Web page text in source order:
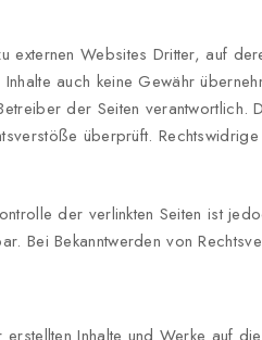
externen Websites Dritter, auf
auch keine Gewähr
der Seiten verantwortlich.
überprüft.
der verlinkten Seiten ist
Bei Bekanntwerden von